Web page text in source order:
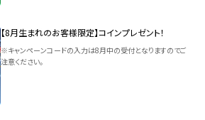
【8月生まれのお客様限定】コインプレゼント！
※キャンペーンコードの入力は8月中の受付となりますのでご
注意ください。